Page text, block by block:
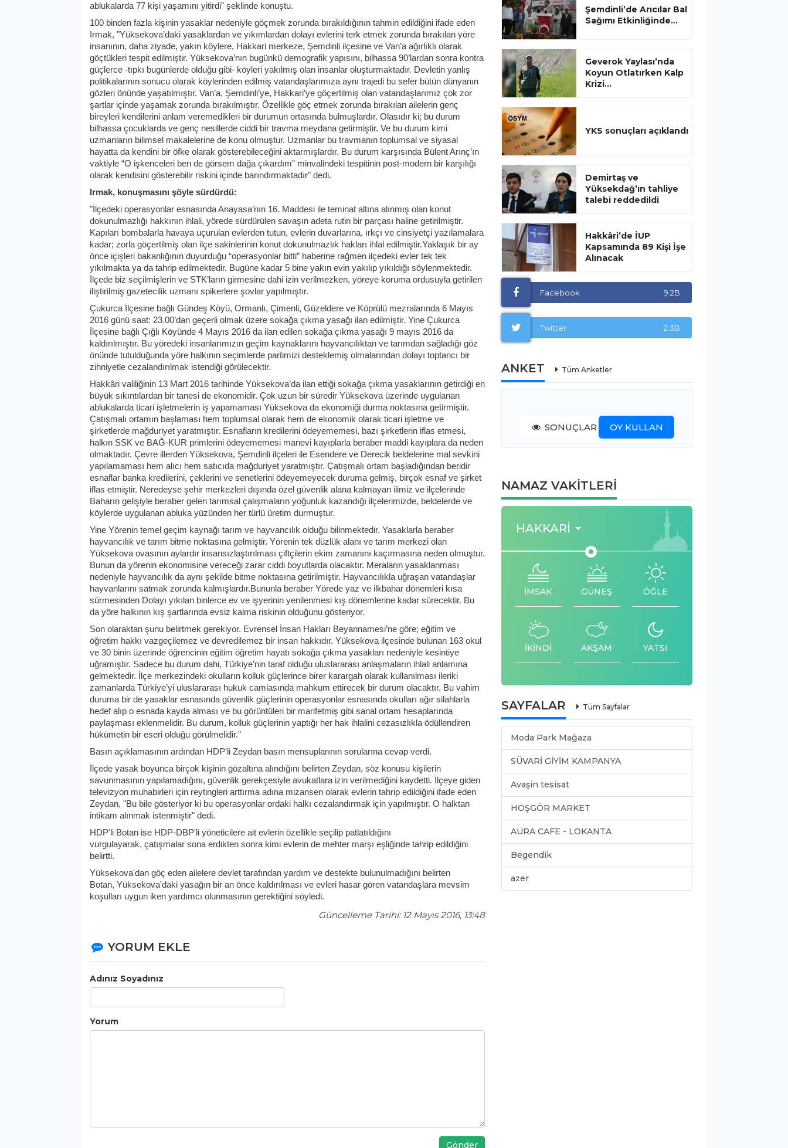
ablukalarda 77 kişi yaşamını yitirdi" şeklinde konuştu.
100 binden fazla kişinin yasaklar nedeniyle göçmek zorunda bırakıldığının tahmin edildiğini ifade eden
Irmak, "Yüksekova’daki yasaklardan ve yıkımlardan dolayı evlerini terk etmek zorunda bırakılan yöre
insanının, daha ziyade, yakın köylere, Hakkari merkeze, Şemdinli ilçesine ve Van’a ağırlıklı olarak
göçtükleri tespit edilmiştir. Yüksekova’nın bugünkü demografik yapısını, bilhassa 90’lardan sonra kontra
güçlerce -tıpkı bugünlerde olduğu gibi- köyleri yakılmış olan insanlar oluşturmaktadır. Devletin yanlış
politikalarının sonucu olarak köylerinden edilmiş vatandaşlarımıza aynı trajedi bu sefer bütün dünyanın
gözleri önünde yaşatılmıştır. Van’a, Şemdinli’ye, Hakkari’ye göçertilmiş olan vatandaşlarımız çok zor
şartlar içinde yaşamak zorunda bırakılmıştır. Özellikle göç etmek zorunda bırakılan ailelerin genç
bireyleri kendilerini anlam veremedikleri bir durumun ortasında bulmuşlardır. Olasıdır ki; bu durum
bilhassa çocuklarda ve genç nesillerde ciddi bir travma meydana getirmiştir. Ve bu durum kimi
uzmanların bilimsel makalelerine de konu olmuştur. Uzmanlar bu travmanın toplumsal ve siyasal
hayatta da kendini bir öfke olarak gösterebileceğini aktarmışlardır. Bu durum karşısında Bülent Arınç’ın
vaktiyle “O işkenceleri ben de görsem dağa çıkardım” minvalindeki tespitinin post-modern bir karşılığı
olarak kendisini gösterebilir riskini içinde barındırmaktadır" dedi.
Irmak, konuşmasını şöyle sürdürdü:
"İlçedeki operasyonlar esnasında Anayasa’nın 16. Maddesi ile teminat altına alınmış olan konut
dokunulmazlığı hakkının ihlali, yörede sürdürülen savaşın adeta rutin bir parçası haline getirilmiştir.
Kapıları bombalarla havaya uçurulan evlerden tutun, evlerin duvarlarına, ırkçı ve cinsiyetçi yazılamalara
kadar; zorla göçertilmiş olan ilçe sakinlerinin konut dokunulmazlık hakları ihlal edilmiştir.Yaklaşık bir ay
önce içişleri bakanlığının duyurduğu “operasyonlar bitti” haberine rağmen ilçedeki evler tek tek
yıkılmakta ya da tahrip edilmektedir. Bugüne kadar 5 bine yakın evin yakılıp yıkıldığı söylenmektedir.
İlçede biz seçilmişlerin ve STK’ların girmesine dahi izin verilmezken, yöreye koruma ordusuyla getirilen
iliştirilmiş gazetecilik uzmanı spikerlere şovlar yapılmıştır.
Çukurca İlçesine bağlı Gündeş Köyü, Ormanlı, Çimenli, Güzeldere ve Köprülü mezralarında 6 Mayıs
2016 günü saat: 23.00’dan geçerli olmak üzere sokağa çıkma yasağı ilan edilmiştir. Yine Çukurca
İlçesine bağlı Çığlı Köyünde 4 Mayıs 2016 da ilan edilen sokağa çıkma yasağı 9 mayıs 2016 da
kaldırılmıştır. Bu yöredeki insanlarımızın geçim kaynaklarını hayvancılıktan ve tarımdan sağladığı göz
önünde tutulduğunda yöre halkının seçimlerde partimizi desteklemiş olmalarından dolayı toptancı bir
zihniyetle cezalandırılmak istendiği görülecektir.
Hakkâri valiliğinin 13 Mart 2016 tarihinde Yüksekova’da ilan ettiği sokağa çıkma yasaklarının getirdiği en
büyük sıkıntılardan bir tanesi de ekonomidir. Çok uzun bir süredir Yüksekova üzerinde uygulanan
ablukalarda ticari işletmelerin iş yapamaması Yüksekova da ekonomiği durma noktasına getirmiştir.
Çatışmalı ortamın başlaması hem toplumsal olarak hem de ekonomik olarak ticari işletme ve
şirketlerde mağduriyet yaratmıştır. Esnafların kredilerini ödeyememesi, bazı şirketlerin iflas etmesi,
halkın SSK ve BAĞ-KUR primlerini ödeyememesi manevi kayıplarla beraber maddi kayıplara da neden
olmaktadır. Çevre illerden Yüksekova, Şemdinli ilçeleri ile Esendere ve Derecik beldelerine mal sevkini
yapılamaması hem alıcı hem satıcıda mağduriyet yaratmıştır. Çatışmalı ortam başladığından beridir
esnaflar banka kredilerini, çeklerini ve senetlerini ödeyemeyecek duruma gelmiş, birçok esnaf ve şirket
iflas etmiştir. Neredeyse şehir merkezleri dışında özel güvenlik alana kalmayan ilimiz ve ilçelerinde
Baharın gelişiyle beraber gelen tarımsal çalışmaların yoğunluk kazandığı ilçelerimizde, beldelerde ve
köylerde uygulanan abluka yüzünden her türlü üretim durmuştur.
Yine Yörenin temel geçim kaynağı tarım ve hayvancılık olduğu bilinmektedir. Yasaklarla beraber
hayvancılık ve tarım bitme noktasına gelmiştir. Yörenin tek düzlük alanı ve tarım merkezi olan
Yüksekova ovasının aylardır insansızlaştırılması çiftçilerin ekim zamanını kaçırmasına neden ol muştur.
Bunun da yörenin ekonomisine vereceği zarar ciddi boyutlarda olacaktır. Meraların yasaklanması
nedeniyle hayvancılık da aynı şekilde bitme noktasına getirilmiştir. Hayvancılıkla uğraşan vatandaşlar
hayvanlarını satmak zorunda kalmışlardır.Bununla beraber Yörede yaz ve ilkbahar dönemleri kısa
sürmesinden Dolayı yıkılan binlerce ev ve işyerinin yenilenmesi kış dönemlerine kadar sürecektir. Bu
da yöre halkının kış şartlarında evsiz kalma riskinin olduğunu gösteriyor.
Son olaraktan şunu belirtmek gerekiyor. Evrensel İnsan Hakları Beyannamesi’ne göre; eğitim ve
öğretim hakkı vazgeçilemez ve devredilemez bir insan hakkıdır. Yüksekova ilçesinde bulunan 163 okul
ve 30 binin üzerinde öğrencinin eğitim öğretim hayatı sokağa çıkma yasakları nedeniyle kesintiye
uğramıştır. Sadece bu durum dahi, Türkiye’nin taraf olduğu uluslararası anlaşmaların ihlali anlamına
gelmektedir. İlçe merkezindeki okulların kolluk güçlerince birer karargah olarak kullanılması ileriki
zamanlarda Türkiye’yi uluslararası hukuk camiasında mahkum ettirecek bir durum olacaktır. Bu vahim
duruma bir de yasaklar esnasında güvenlik güçlerinin operasyonlar esnasında okulları ağır silahlarla
hedef alıp o esnada kayda alması ve bu görüntüleri bir marifetmiş gibi sanal ortam hesaplarında
paylaşması eklenmelidir. Bu durum, kolluk güçlerinin yaptığı her hak ihlalini cezasızlıkla ödüllendiren
hükümetin bir eseri olduğu görülmelidir."
Basın açıklamasının ardından HDP'li Zeydan basın mensuplarının sorularına cevap verdi.
İlçede yasak boyunca birçok kişinin gözaltına alındığını belirten Zeydan, söz konusu kişilerin
savunmasının yapılamadığını, güvenlik gerekçesiyle avukatlara izin verilmediğini kaydetti. İlçeye giden
televizyon muhabirleri için reytingleri arttırma adına mizansen olarak evlerin tahrip edildiğini ifade eden
Zeydan, "Bu bile gösteriyor ki bu operasyonlar ordaki halkı cezalandırmak için yapılmıştır. O halktan
intikam alınmak istenmiştir" dedi.
HDP'li Botan ise HDP-DBP'li yöneticilere ait evlerin özellikle seçilip patlatıldığını
vurgulayarak, çatışmalar sona erdikten sonra kimi evlerin de mehter marşı eşliğinde tahrip edildiğini
belirtti.
Yüksekova'dan göç eden ailelere devlet tarafından yardım ve destekte bulunulmadığını belirten
Botan, Yüksekova'daki yasağın bir an önce kaldırılması ve evleri hasar gören vatandaşlara mevsim
koşulları uygun iken yardımcı olunmasının gerektiğini söyledi.
Güncelleme Tarihi: 12 Mayıs 2016, 13:48
YORUM EKLE
Adınız Soyadınız
Yorum
Gönder
Şemdinli’de Arıcılar Bal
Sağımı Etkinliğinde...
Geverok Yaylası’nda
Koyun Otlatırken Kalp
Krizi...
YKS sonuçları açıklandı
Demirtaş ve
Yüksekdağ’ın tahliye
talebi reddedildi
Hakkâri’de İUP
Kapsamında 89 Kişi İşe
Alınacak
Facebook 9.2B
Twitter 2.3B
ANKET Tüm Anketler
SONUÇLAR OY KULLAN
NAMAZ VAKİTLERİ
HAKKARI
İMSAK GÜNEŞ ÖĞLE
İKİNDİ AKŞAM YATSI
SAYFALAR Tüm Sayfalar
Moda Park Mağaza
SÜVARİ GİYİM KAMPANYA
Avaşin tesisat
HOŞGÖR MARKET
AURA CAFE - LOKANTA
Begendik
azer